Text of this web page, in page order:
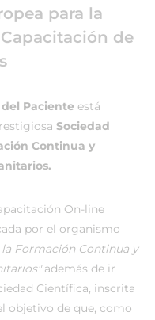
para la
de
Paciente está
Sociedad
Continua y
On-line
por el organismo
la Formación Continua y
además de ir
Científica, inscrita
objetivo de que, como